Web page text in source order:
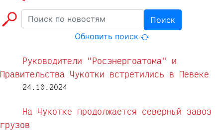
Поиск
Обновить поиск
Руководители "Росэнергоатома" и
Правительства Чукотки встретились в Певеке
24.10.2024
На Чукотке продолжается северный завоз
грузов